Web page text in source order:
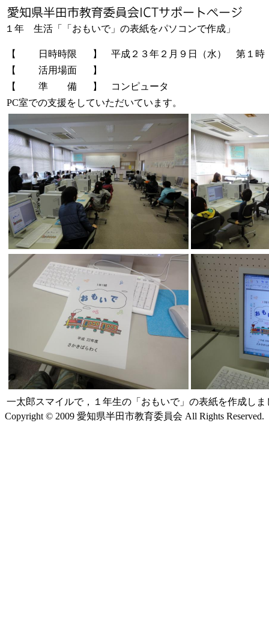
１年 生活「「おもいで」の表紙をパソコンで作成」
【 日時時限 】
平成２３年２月９日（水） 第１時
【
活用場面
】
【
準 備 】
コンピュータ
PC室での支援をしていただいています。
一太郎スマイルで，１年生の「おもいで」の表紙を作成しま
Copyright © 2009 愛知県半田市教育委員会 All Rights Reserved.